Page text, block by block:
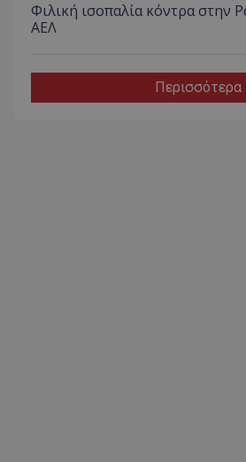
Φιλική ισοπαλία κόντρα στην
ΑΕΛ
Περισσότερα